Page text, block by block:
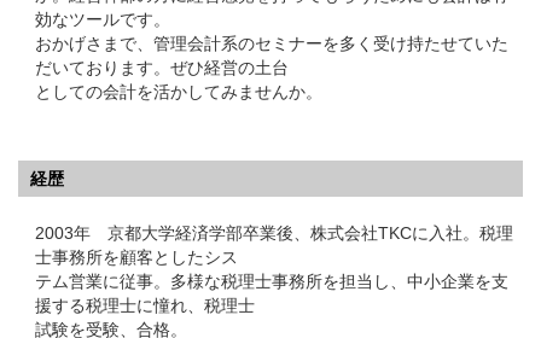
効なツールです。
おかげさまで、管理会計系のセミナーを多く受け持たせていた
だいております。ぜひ経営の土台
としての会計を活かしてみませんか。
経歴
2003年 京都大学経済学部卒業後、株式会社TKCに入社。税理
士事務所を顧客としたシス
テム営業に従事。多様な税理士事務所を担当し、中小企業を支
援する税理士に憧れ、税理士
試験を受験、合格。